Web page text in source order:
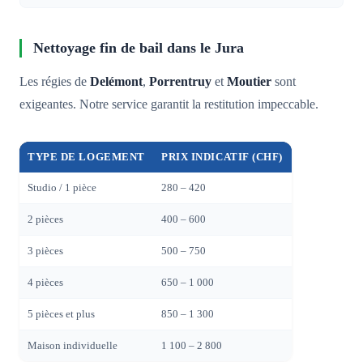
Nettoyage fin de bail dans le Jura
Les régies de Delémont, Porrentruy etMoutier sont
exigeantes. Notre service garantit la restitution impeccable.
TYPE DE LOGEMENT PRIX INDICATIF (CHF)
Studio / 1 pièce 280 – 420
2 pièces 400 – 600
3 pièces 500 – 750
4 pièces 650 – 1 000
5 pièces et plus 850 – 1 300
Maison individuelle 1 100 – 2 800